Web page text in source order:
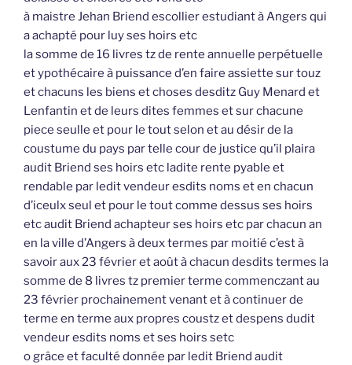
à maistre Jehan Briend escollier estudiant à Angers qui
a achapté pour luy ses hoirs etc
la somme de 16 livres tz de rente annuelle perpétuelle
et ypothécaire à puissance d’en faire assiette sur touz
et chacuns les biens et choses desditz Guy Menard et
Lenfantin et de leurs dites femmes et sur chacune
piece seulle et pour le tout selon et au désir de la
coustume du pays par telle cour de justice qu’il plaira
audit Briend ses hoirs etc ladite rente pyable et
rendable par ledit vendeur esdits noms et en chacun
d’iceulx seul et pour le tout comme dessus ses hoirs
etc audit Briend achapteur ses hoirs etc par chacun an
en la ville d’Angers à deux termes par moitié c’est à
savoir aux 23 février et août à chacun desdits termes la
somme de 8 livres tz premier terme commenczant au
23 février prochainement venant et à continuer de
terme en terme aux propres coustz et despens dudit
vendeur esdits noms et ses hoirs setc
o grâce et faculté donnée par ledit Briend audit